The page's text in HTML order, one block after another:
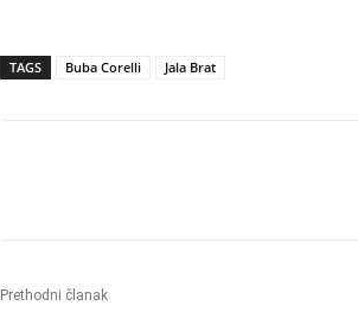
TAGS Buba Corelli Jala Brat
Prethodni članak